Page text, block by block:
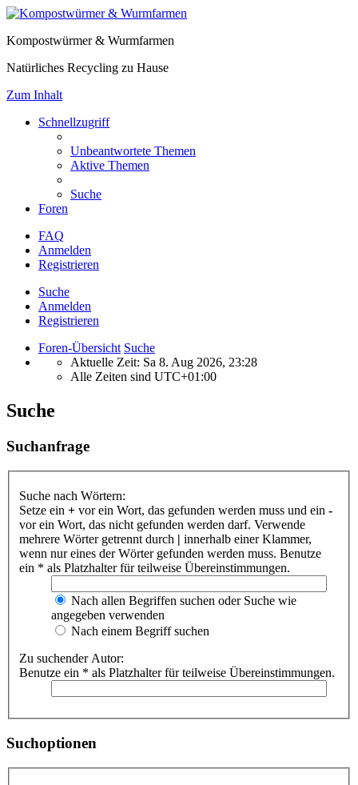
Kompostwürmer & Wurmfarmen
Natürliches Recycling zu Hause
Zum Inhalt
Schnellzugriff
Unbeantwortete Themen
Aktive Themen
Suche
Foren
FAQ
Anmelden
Registrieren
Suche
Anmelden
Registrieren
Foren-Übersicht Suche
Aktuelle Zeit: Sa 8. Aug 2026, 23:28
Alle Zeiten sind UTC+01:00
Suche
Suchanfrage
Suche nach Wörtern:
Setze ein + vor ein Wort, das gefunden werden muss und ein -
vor ein Wort, das nicht gefunden werden darf. Verwende
mehrere Wörter getrennt durch | innerhalb einer Klammer,
wenn nur eines der Wörter gefunden werden muss. Benutze
ein * als Platzhalter für teilweise Übereinstimmungen.
Nach allen Begriffen suchen oder Suche wie
angegeben verwenden
Nach einem Begriff suchen
Zu suchender Autor:
Benutze ein * als Platzhalter für teilweise Übereinstimmungen.
Suchoptionen